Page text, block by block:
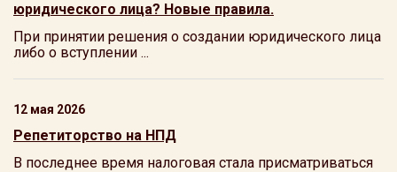
юридического лица? Новые правила.
При принятии решения о создании юридического лица
либо о вступлении ...
12 мая 2026
Репетиторство на НПД
В последнее время налоговая стала присматриваться